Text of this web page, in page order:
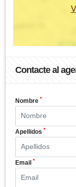
Contacte al
Nombre *
Apellidos *
Email *